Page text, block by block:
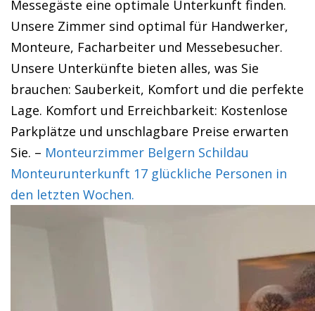
Messegäste eine optimale Unterkunft finden.
Unsere Zimmer sind optimal für Handwerker,
Monteure, Facharbeiter und Messebesucher.
Unsere Unterkünfte bieten alles, was Sie
brauchen: Sauberkeit, Komfort und die perfekte
Lage. Komfort und Erreichbarkeit: Kostenlose
Parkplätze und unschlagbare Preise erwarten
Sie. – Monteurzimmer Belgern Schildau
Monteurunterkunft 17 glückliche Personen in
den letzten Wochen.